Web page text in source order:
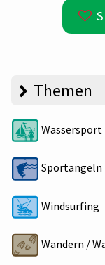
Themen
Wassersport
Sportangeln
Windsurfing
Wandern /